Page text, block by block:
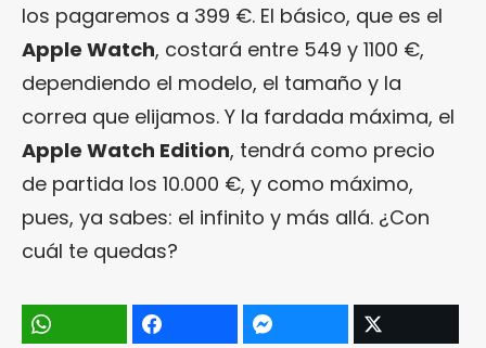
los pagaremos a 399 €. El básico, que es el
Apple Watch, costará entre 549 y 1100 €,
dependiendo el modelo, el tamaño y la
correa que elijamos. Y la fardada máxima, el
Apple Watch Edition, tendrá como precio
de partida los 10.000 €, y como máximo,
pues, ya sabes: el infinito y más allá. ¿Con
cuál te quedas?